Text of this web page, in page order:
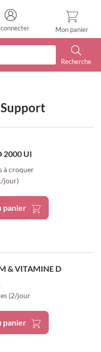
Recherche
Mon panier
connecter
2000 UI
à croquer
jour)
panier
& VITAMINE D
(2/jour
panier